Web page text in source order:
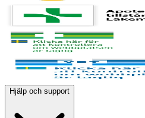
Hjälp och support